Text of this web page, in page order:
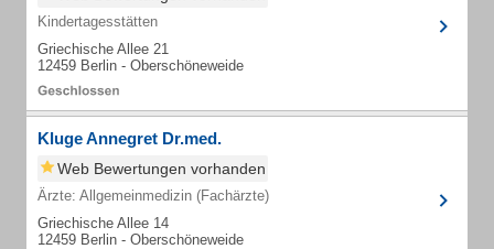
Kindertagesstätten
Griechische Allee 21
12459 Berlin - Oberschöneweide
Kluge Annegret Dr.med.
Web Bewertungen vorhanden
Ärzte: Allgemeinmedizin (Fachärzte)
Griechische Allee 14
12459 Berlin - Oberschöneweide